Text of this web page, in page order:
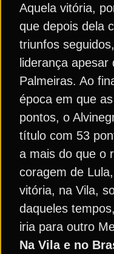
Aquela vitória,
que depois dela
triunfos
liderança
Palmeiras. Ao
época em que
pontos, o
título com 53
a mais do que o
coragem de
vitória, na Vila,
daqueles
iria para outro
Na Vila e no